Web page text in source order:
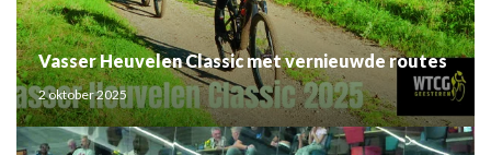
Vasser Heuvelen Classic met vernieuwde routes
2 oktober 2025